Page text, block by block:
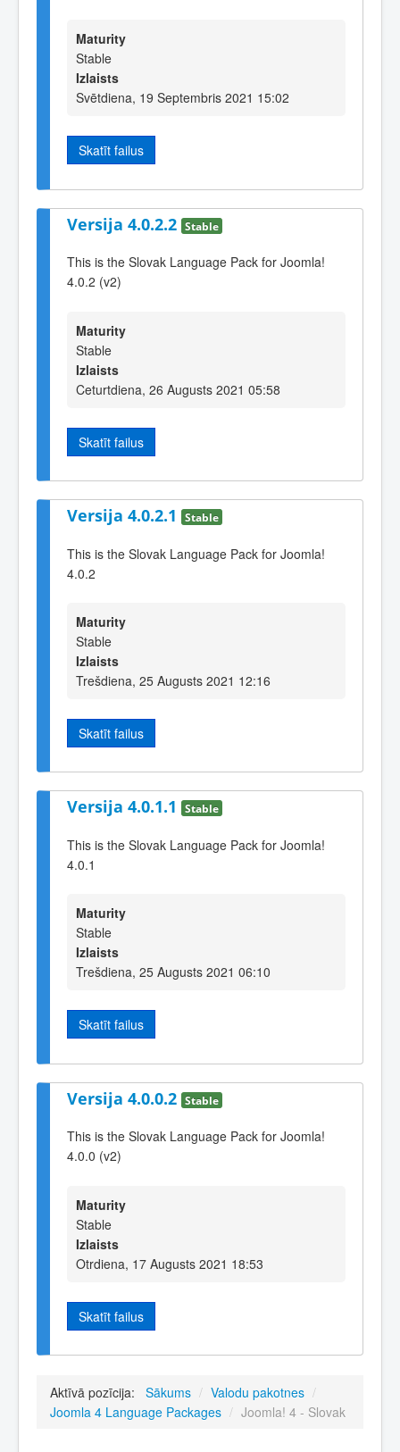
Maturity
Stable
Izlaists
Svētdiena, 19 Septembris 2021 15:02
Skatīt failus
Versija 4.0.2.2 Stable
This is the Slovak Language Pack for Joomla!
4.0.2 (v2)
Maturity
Stable
Izlaists
Ceturtdiena, 26 Augusts 2021 05:58
Skatīt failus
Versija 4.0.2.1 Stable
This is the Slovak Language Pack for Joomla!
4.0.2
Maturity
Stable
Izlaists
Trešdiena, 25 Augusts 2021 12:16
Skatīt failus
Versija 4.0.1.1 Stable
This is the Slovak Language Pack for Joomla!
4.0.1
Maturity
Stable
Izlaists
Trešdiena, 25 Augusts 2021 06:10
Skatīt failus
Versija 4.0.0.2 Stable
This is the Slovak Language Pack for Joomla!
4.0.0 (v2)
Maturity
Stable
Izlaists
Otrdiena, 17 Augusts 2021 18:53
Skatīt failus
Aktīvā pozīcija: Sākums / Valodu pakotnes /
Joomla 4 Language Packages / Joomla! 4 - Slovak